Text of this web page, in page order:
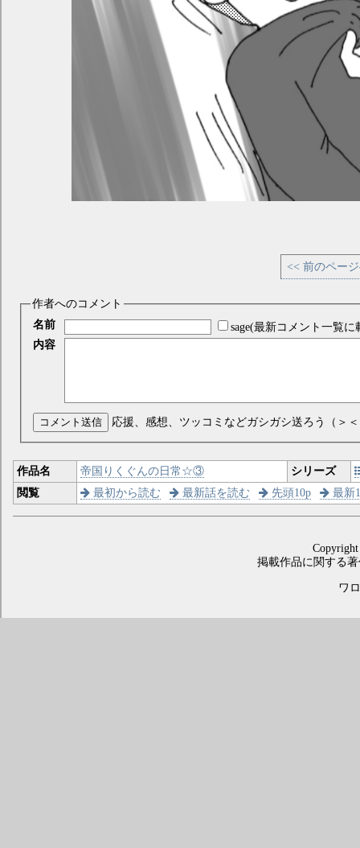
<< 前のペー
作者へのコメント
名前
sage(最新コメント一覧に
内容
コメント送信 応援、感想、ツッコミなどガシガシ送ろう（＞
作品名 帝国りくぐんの日常☆③
シリーズ
閲覧
最初から読む 最新話を読む 先頭10p 最新
掲載作品に関する
ワ